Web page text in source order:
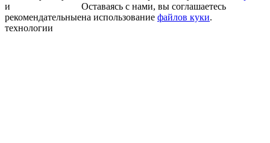
и
рекомендательные
технологии
Оставаясь с нами, вы соглашаетесь
на использование файлов куки.